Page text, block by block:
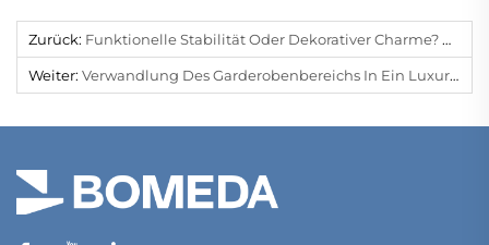
Zurück: Funktionelle Stabilität Oder Dekorativer Charme? Wir Bieten Beides!
Weiter: Verwandlung Des Garderobenbereichs In Ein Luxuriöses Erlebnis